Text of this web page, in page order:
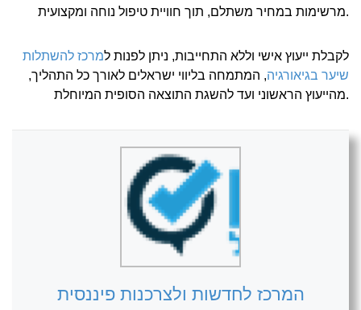
מרשימות במחיר משתלם, תוך חוויית טיפול נוחה ומקצועית.
לקבלת ייעוץ אישי וללא התחייבות, ניתן לפנות למרכז להשתלות
שיער בגיאורגיה, המתמחה בליווי ישראלים לאורך כל התהליך,
מהייעוץ הראשוני ועד להשגת התוצאה הסופית המיוחלת.
המרכז לחדשות ולצרכנות פיננסית